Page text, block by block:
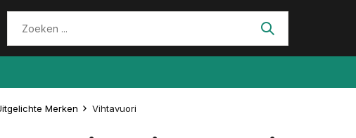
Merken Vihtavuori